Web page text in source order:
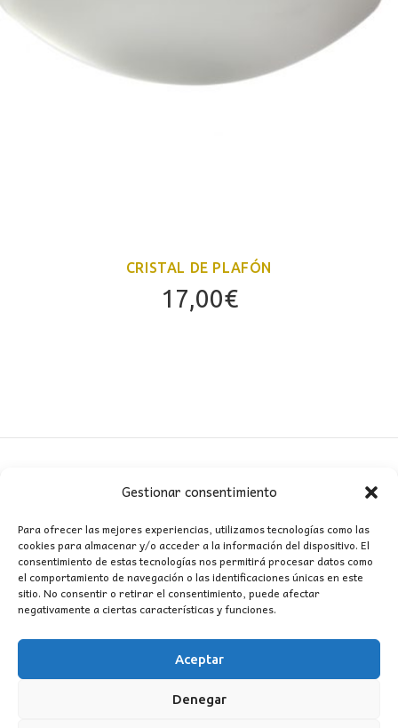
Gestionar consentimiento
Para ofrecer las mejores experiencias, utilizamos tecnologías como las
cookies para almacenar y/o acceder a la información del dispositivo. El
consentimiento de estas tecnologías nos permitirá procesar datos como
el comportamiento de navegación o las identificaciones únicas en este
sitio. No consentir o retirar el consentimiento, puede afectar
negativamente a ciertas características y funciones.
Aceptar
Denegar
CRISTAL DE PLAFÓN
17,00€
MI CUENTA
INFORMACIÓN
WhatsApp
TikTok
Instagram